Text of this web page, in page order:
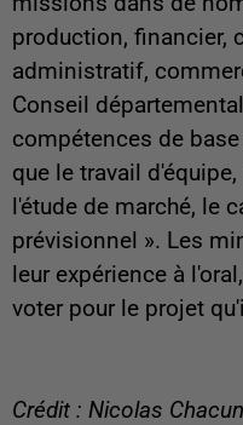
production, financier,
administratif,
Conseil
compétences de
que le travail
l'étude de marché, le
prévisionnel ». Les
leur expérience à
voter pour le projet
Crédit : Nicolas